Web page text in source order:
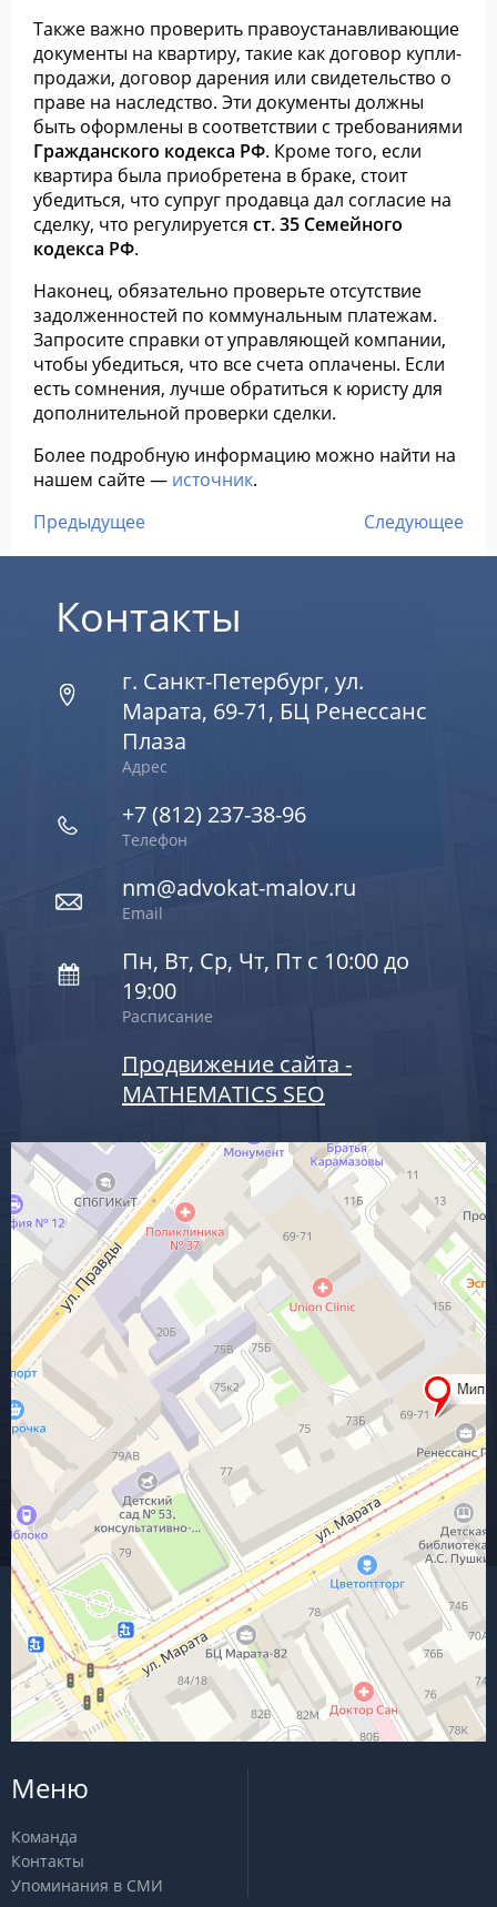
Также важно проверить правоустанавливающие
документы на квартиру, такие как договор купли-
продажи, договор дарения или свидетельство о
праве на наследство. Эти документы должны
быть оформлены в соответствии с требованиями
Гражданского кодекса РФ. Кроме того, если
квартира была приобретена в браке, стоит
убедиться, что супруг продавца дал согласие на
сделку, что регулируется ст. 35 Семейного
кодекса РФ.
Наконец, обязательно проверьте отсутствие
задолженностей по коммунальным платежам.
Запросите справки от управляющей компании,
чтобы убедиться, что все счета оплачены. Если
есть сомнения, лучше обратиться к юристу для
дополнительной проверки сделки.
Более подробную информацию можно найти на
нашем сайте — источник.
Предыдущее
Следующее
Контакты
г. Санкт-Петербург, ул.
Марата, 69-71, БЦ Ренессанс
Плаза
Адрес
+7 (812) 237-38-96
Телефон
nm@advokat-malov.ru
Email
Пн, Вт, Ср, Чт, Пт с 10:00 до
19:00
Расписание
Продвижение сайта -
MATHEMATICS SEO
Меню
Команда
Контакты
Упоминания в СМИ